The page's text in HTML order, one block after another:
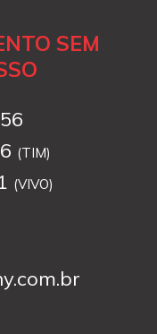
SEM
(TIM)
(VIVO)